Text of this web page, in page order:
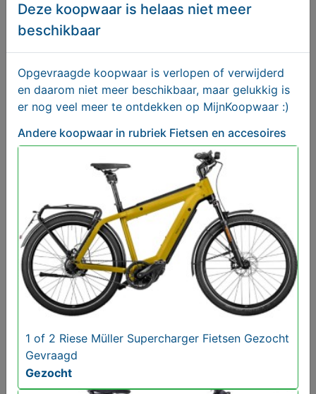
Kenteken
Gezocht
Oudere Vouwfietsen Gezocht van Brompton Riese
Birdy Müller
Gezocht
Deze koopwaar is helaas niet meer
beschikbaar
Opgevraagde koopwaar is verlopen of verwijderd
en daarom niet meer beschikbaar, maar gelukkig is
er nog veel meer te ontdekken op MijnKoopwaar :)
Andere koopwaar in rubriek Fietsen en accesoires
1 of 2 Riese Müller Supercharger Fietsen Gezocht
Gevraagd
Gezocht